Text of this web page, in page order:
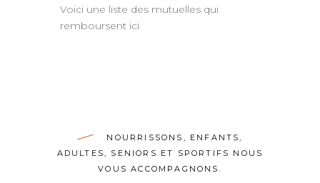
Voici une liste des mutuelles qui
remboursent ici
NOURRISSONS, ENFANTS,
ADULTES, SENIORS ET SPORTIFS NOUS
VOUS ACCOMPAGNONS.